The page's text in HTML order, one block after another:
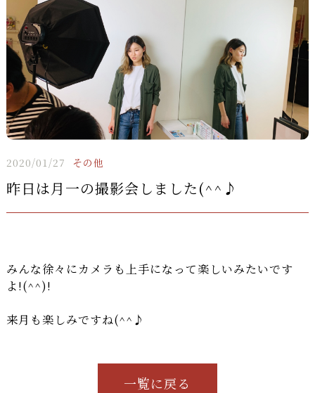
2020/01/27 その他
昨日は月一の撮影会しました(^^♪
みんな徐々にカメラも上手になって楽しいみたいです
よ!(^^)!
来月も楽しみですね(^^♪
一覧に戻る